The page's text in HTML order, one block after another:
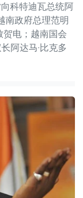
科特迪瓦总统阿
南政府总理范明
贺电；越南国会
阿达马·比克多